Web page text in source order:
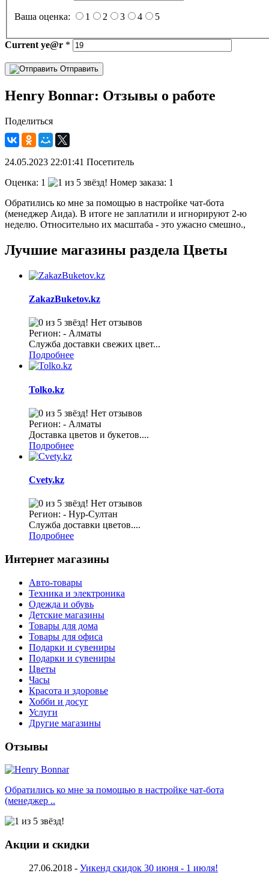
Ваша оценка: 1 2 3 4 5
Current ye@r *
Отправить
Henry Bonnar: Отзывы о работе
Поделиться
24.05.2023 22:01:41 Посетитель
Оценка: 1
Номер заказа: 1
Обратились ко мне за помощью в настройке чат-бота
(менеджер Аида). В итоге не заплатили и игнорируют 2-ю
неделю. Относительно их масштаба - это ужасно смешно.,
Лучшие магазины раздела Цветы
ZakazBuketov.kz
Нет отзывов
Регион: - Алматы
Служба доставки свежих цвет...
Подробнее
Tolko.kz
Нет отзывов
Регион: - Алматы
Доставка цветов и букетов....
Подробнее
Cvety.kz
Нет отзывов
Регион: - Нур-Султан
Служба доставки цветов....
Подробнее
Интернет магазины
Авто-товары
Техника и электроника
Одежда и обувь
Детские магазины
Товары для дома
Товары для офиса
Подарки и сувениры
Подарки и сувениры
Цветы
Часы
Красота и здоровье
Хобби и досуг
Услуги
Другие магазины
Отзывы
Обратились ко мне за помощью в настройке чат-бота
(менеджер ..
Акции и скидки
27.06.2018 - Уикенд скидок 30 июня - 1 июля!